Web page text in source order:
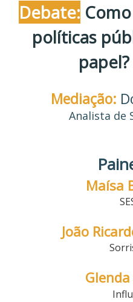
Debate:
políticas
papel?
Mediação:
Analista de
Maísa
João